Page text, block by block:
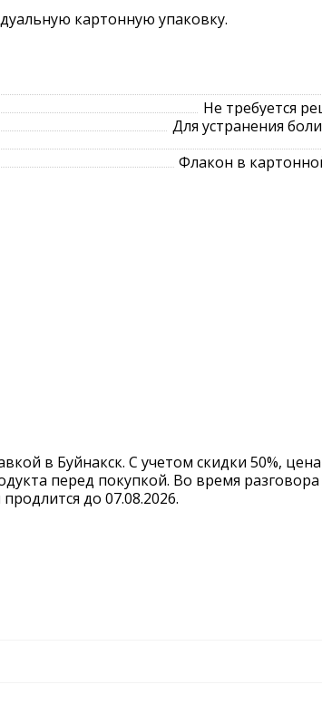
картонную упаковку.
Не требуется
Для устранения
Флакон в
в Буйнакск. С учетом скидки 50%,
перед покупкой. Во время разговора
до 07.08.2026.